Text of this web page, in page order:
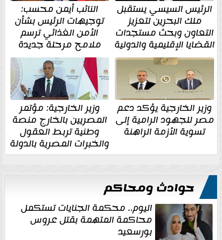
الرئيس السيسي يستقبل
ملك البحرين لتعزيز
التعاون وبحث مستجدات
القضايا الإقليمية والدولية
النائب أيمن محسب:
توجيهات الرئيس بشأن
الأمن الغذائي ترسم
ملامح مرحلة جديدة
وزير الخارجية يؤكد دعم
مصر للجهود الرامية إلى
تسوية الأزمة الراهنة
وزير الخارجية: مؤتمر
المصريين بالخارج منصة
وطنية تربط العقول
والخبرات المصرية بالدولة
حوادث ومحاكم
اليوم.. محكمة الجنايات تستكمل
محاكمة المتهمة بقتل عروس
بورسعيد